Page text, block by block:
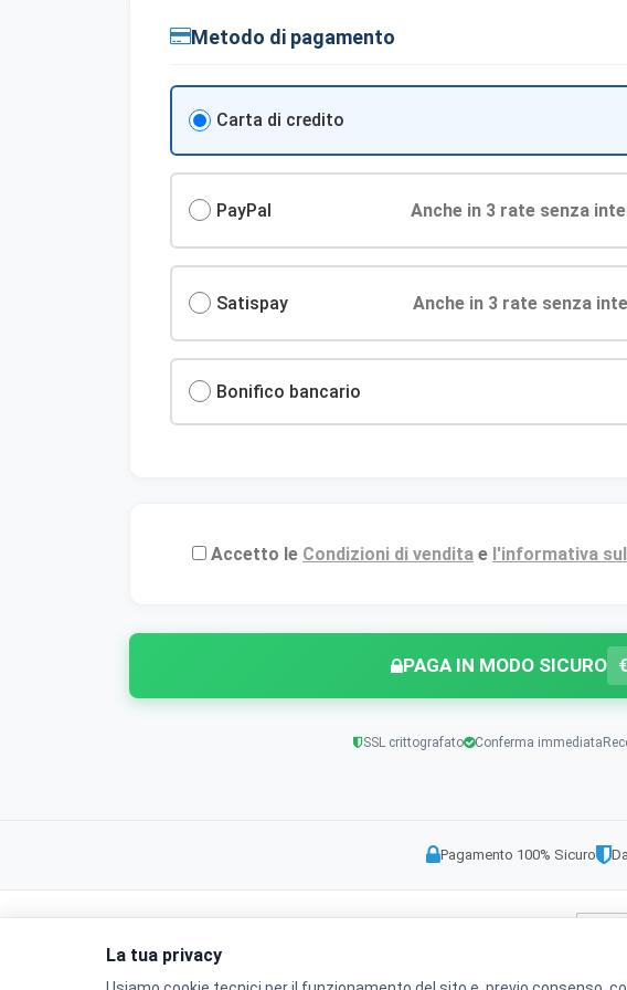
Metodo di pagamento
Carta di credito
PayPal Anche in 3 rate senza
Satispay Anche in 3 rate senza
Bonifico bancario
Accetto le Condizioni di vendita e l'informativa
PAGA IN MODO SICURO €
SSL crittografato Conferma immediata
Pagamento 100% Sicuro
La tua privacy